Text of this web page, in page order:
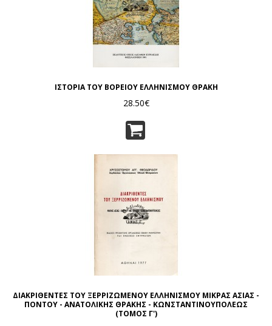
ΙΣΤΟΡΙΑ ΤΟΥ ΒΟΡΕΙΟΥ ΕΛΛΗΝΙΣΜΟΥ ΘΡΑΚΗ
28.50€
ΔΙΑΚΡΙΘΕΝΤΕΣ ΤΟΥ ΞΕΡΡΙΖΩΜΕΝΟΥ ΕΛΛΗΝΙΣΜΟΥ ΜΙΚΡΑΣ ΑΣΙΑΣ -
ΠΟΝΤΟΥ - ΑΝΑΤΟΛΙΚΗΣ ΘΡΑΚΗΣ - ΚΩΝΣΤΑΝΤΙΝΟΥΠΟΛΕΩΣ
(ΤΟΜΟΣ Γ')